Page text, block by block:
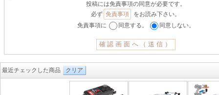
投稿には免責事項の同意が必要です。
必ず 免責事項
をお読み下さい。
免責事項に
同意する。 同意しない。
最近チェックした商品 クリア